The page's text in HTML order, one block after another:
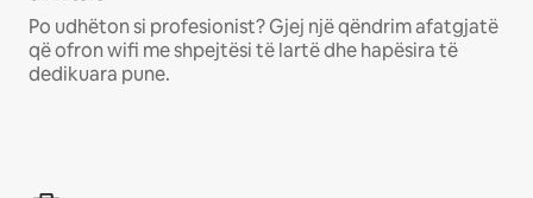
Po udhëton si profesionist? Gjej një qëndrim afatgjatë
që ofron wifi me shpejtësi të lartë dhe hapësira të
dedikuara pune.